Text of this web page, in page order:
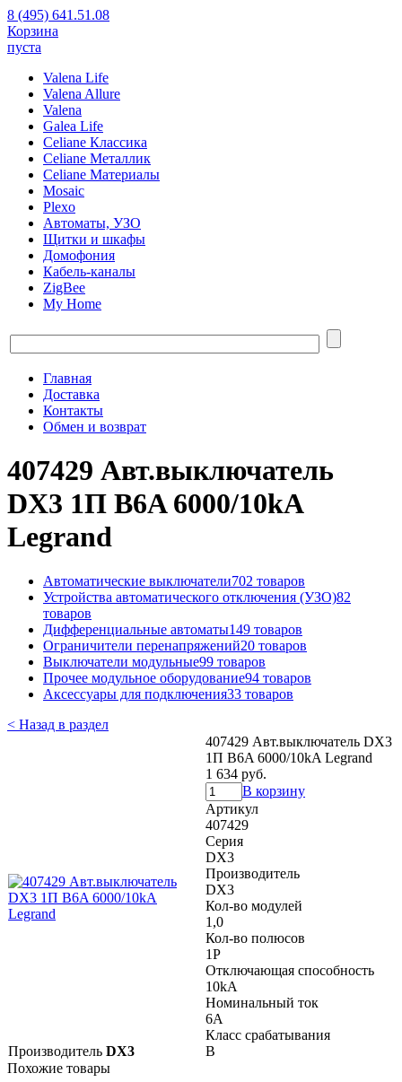
8 (495) 641.51.08
Корзина
пуста
Valena Life
Valena Allure
Valena
Galea Life
Celiane Классика
Celiane Металлик
Celiane Материалы
Mosaic
Plexo
Автоматы, УЗО
Щитки и шкафы
Домофония
Кабель-каналы
ZigBee
My Home
Главная
Доставка
Контакты
Обмен и возврат
407429 Авт.выключатель
DX3 1П B6A 6000/10kA
Legrand
Автоматические выключатели702 товаров
Устройства автоматического отключения (УЗО)82
товаров
Дифференциальные автоматы149 товаров
Ограничители перенапряжений20 товаров
Выключатели модульные99 товаров
Прочее модульное оборудование94 товаров
Аксессуары для подключения33 товаров
< Назад в раздел
407429 Авт.выключатель DX3
1П B6A 6000/10kA Legrand
1 634 руб.
В корзину
Артикул
407429
Серия
DX3
Производитель
DX3
Кол-во модулей
1,0
Кол-во полюсов
1P
Отключающая способность
10kA
Номинальный ток
6A
Класс срабатывания
B
Производитель DX3
Похожие товары